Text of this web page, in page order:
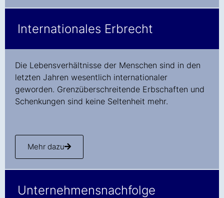
Internationales Erbrecht
Die Lebensverhältnisse der Menschen sind in den
letzten Jahren wesentlich internationaler
geworden. Grenzüberschreitende Erbschaften und
Schenkungen sind keine Seltenheit mehr.
Mehr dazu
Unternehmensnachfolge